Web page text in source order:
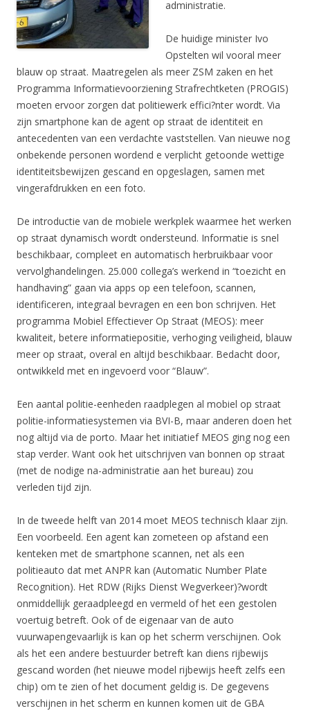
administratie.
De huidige minister Ivo
Opstelten wil vooral meer
blauw op straat. Maatregelen als meer ZSM zaken en het
Programma Informatievoorziening Strafrechtketen (PROGIS)
moeten ervoor zorgen dat politiewerk effici?nter wordt. Via
zijn smartphone kan de agent op straat de identiteit en
antecedenten van een verdachte vaststellen. Van nieuwe nog
onbekende personen wordend e verplicht getoonde wettige
identiteitsbewijzen gescand en opgeslagen, samen met
vingerafdrukken en een foto.
De introductie van de mobiele werkplek waarmee het werken
op straat dynamisch wordt ondersteund. Informatie is snel
beschikbaar, compleet en automatisch herbruikbaar voor
vervolghandelingen. 25.000 collega’s werkend in “toezicht en
handhaving” gaan via apps op een telefoon, scannen,
identificeren, integraal bevragen en een bon schrijven. Het
programma Mobiel Effectiever Op Straat (MEOS): meer
kwaliteit, betere informatiepositie, verhoging veiligheid, blauw
meer op straat, overal en altijd beschikbaar. Bedacht door,
ontwikkeld met en ingevoerd voor “Blauw”.
Een aantal politie-eenheden raadplegen al mobiel op straat
politie-informatiesystemen via BVI-B, maar anderen doen het
nog altijd via de porto. Maar het initiatief MEOS ging nog een
stap verder. Want ook het uitschrijven van bonnen op straat
(met de nodige na-administratie aan het bureau) zou
verleden tijd zijn.
In de tweede helft van 2014 moet MEOS technisch klaar zijn.
Een voorbeeld. Een agent kan zometeen op afstand een
kenteken met de smartphone scannen, net als een
politieauto dat met ANPR kan (Automatic Number Plate
Recognition). Het RDW (Rijks Dienst Wegverkeer)?wordt
onmiddellijk geraadpleegd en vermeld of het een gestolen
voertuig betreft. Ook of de eigenaar van de auto
vuurwapengevaarlijk is kan op het scherm verschijnen. Ook
als het een andere bestuurder betreft kan diens rijbewijs
gescand worden (het nieuwe model rijbewijs heeft zelfs een
chip) om te zien of het document geldig is. De gegevens
verschijnen in het scherm en kunnen komen uit de GBA